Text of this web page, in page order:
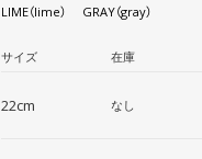
LIME（lime） GRAY（gray）
サイズ 在庫
22cm なし